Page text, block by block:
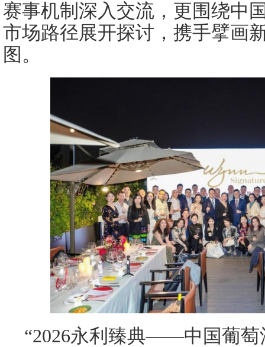
赛事机制深入交流，更围绕中
市场路径展开探讨，携手擘画
图。
“2026永利臻典——中国葡萄